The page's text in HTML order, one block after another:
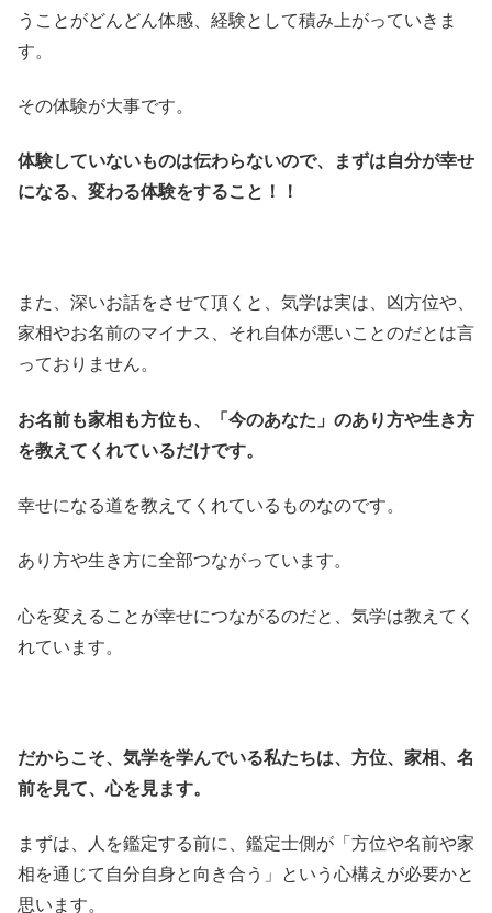
うことがどんどん体感、経験として積み上がっていきま
す。
その体験が大事です。
体験していないものは伝わらないので、まずは自分が幸せ
になる、変わる体験をすること！！
また、深いお話をさせて頂くと、気学は実は、凶方位や、
家相やお名前のマイナス、それ自体が悪いことのだとは言
っておりません。
お名前も家相も方位も、「今のあなた」のあり方や生き方
を教えてくれているだけです。
幸せになる道を教えてくれているものなのです。
あり方や生き方に全部つながっています。
心を変えることが幸せにつながるのだと、気学は教えてく
れています。
だからこそ、気学を学んでいる私たちは、方位、家相、名
前を見て、心を見ます。
まずは、人を鑑定する前に、鑑定士側が「方位や名前や家
相を通じて自分自身と向き合う」という心構えが必要かと
思います。